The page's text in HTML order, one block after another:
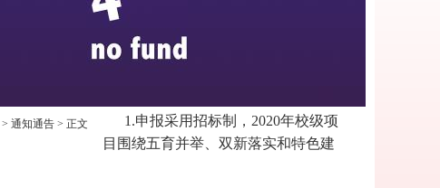
> 通知通告 > 正文
1.申报采用招标制，2020年校级项
目围绕五育并举、双新落实和特色建